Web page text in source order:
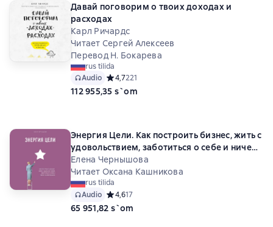
Давай поговорим о твоих доходах и
расходах
Карл Ричардс
Читает Сергей Алексеев
Перевод Н. Бокарева
rus tilida
Audio Средний рейтинг 4,7 на основе 221 оценок
4,7221
112 955,35 s`om
Энергия Цели. Как построить бизнес, жить с
удовольствием, заботиться о себе и ничем
не жертвовать
Елена Чернышова
Читает Оксана Кашникова
rus tilida
Audio Средний рейтинг 4,6 на основе 17 оценок
4,617
65 951,82 s`om